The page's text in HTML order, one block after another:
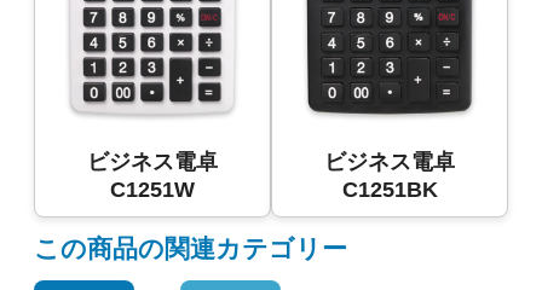
ビジネス電卓
C1251W
ビジネス電卓
C1251BK
この商品の関連カテゴリー